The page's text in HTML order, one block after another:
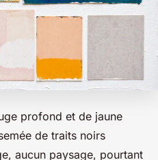
profond et de jaune
de traits noirs
aucun paysage, pourtant